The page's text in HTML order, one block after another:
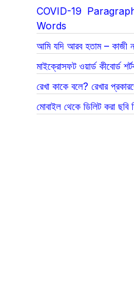
COVID-19
Words
আমি যদি আরব হতাম – কাজী
মাইক্রোসফট ওয়ার্ড কীবোর্ড
রেখা কাকে বলে? রেখার
মোবাইল থেকে ডিলিট করা ছবি